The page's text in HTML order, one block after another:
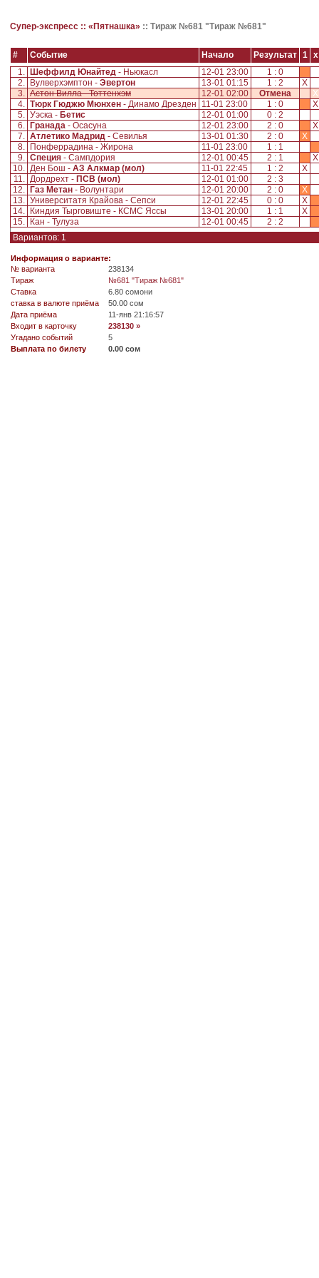
Супер-экспресс :: «Пятнашка» :: Тираж №681 "Тираж №681"
# Событие Начало Результат 1
x
1.
Шеффилд Юнайтед - Ньюкасл 12-01 23:00
1 : 0
2.
Вулверхэмптон - Эвертон 13-01 01:15 1 : 2
X
3. Астон Вилла - Тоттенхэм 12-01 02:00 Отмена
X
4. Тюрк Гюджю Мюнхен - Динамо Дрезден 11-01 23:00 1 : 0
5. Уэска - Бетис 12-01 01:00
0 : 2
6.
Гранада - Осасуна 12-01 23:00 2 : 0
7. Атлетико Мадрид - Севилья 13-01 01:30 2 : 0
X
8.
Понферрадина - Жирона 11-01 23:00
1 : 1
9. Специя - Сампдория 12-01 00:45 2 : 1
10. Ден Бош - АЗ Алкмар (мол) 11-01 22:45 1 : 2
X
11. Дордрехт - ПСВ (мол) 12-01 01:00
2 : 3
12.
Газ Метан - Волунтари 12-01 20:00 2 : 0
X
13. Университатя Крайова - Сепси 12-01 22:45 0 : 0
X
14.
Киндия Тырговиште - КСМС Яссы 13-01 20:00 1 : 1
X
15.
Кан - Тулуза 12-01 00:45
2 : 2
Вариантов: 1
Информация о варианте:
№ варианта
238134
Tираж
№681 "Тираж №681"
Ставка
6.80 сомони
ставка в валюте приёма
50.00 сом
Дата приёма
11-янв 21:16:57
Входит в карточку
238130 »
Угадано событий
5
Выплата по билету
0.00 сом